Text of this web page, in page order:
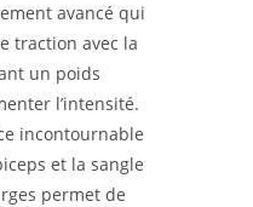
avancé qui
traction avec la
un poids
l’intensité.
incontournable
et la sangle
permet de